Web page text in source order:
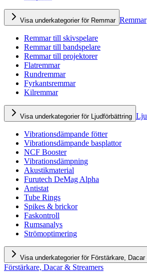
Visa underkategorier för Remmar Remmar
Remmar till skivspelare
Remmar till bandspelare
Remmar till projektorer
Flatremmar
Rundremmar
Fyrkantsremmar
Kilremmar
Visa underkategorier för Ljudförbättring
Vibrationsdämpande fötter
Vibrationsdämpande basplattor
NCF Booster
Vibrationsdämpning
Akustikmaterial
Furutech DeMag Alpha
Antistat
Tube Rings
Spikes & brickor
Faskontroll
Rumsanalys
Strömoptimering
Visa underkategorier för Förstärkare,
Förstärkare, Dacar & Streamers